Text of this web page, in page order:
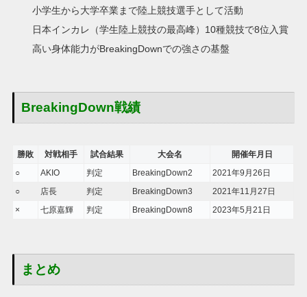
小学生から大学卒業まで陸上競技選手として活動
日本インカレ（学生陸上競技の最高峰）10種競技で8位入賞
高い身体能力がBreakingDownでの強さの基盤
BreakingDown戦績
勝敗 対戦相手 試合結果 大会名 開催年月日
○ AKIO 判定 BreakingDown2 2021年9月26日
○ 店長 判定 BreakingDown3 2021年11月27日
× 七原嘉輝 判定 BreakingDown8 2023年5月21日
まとめ